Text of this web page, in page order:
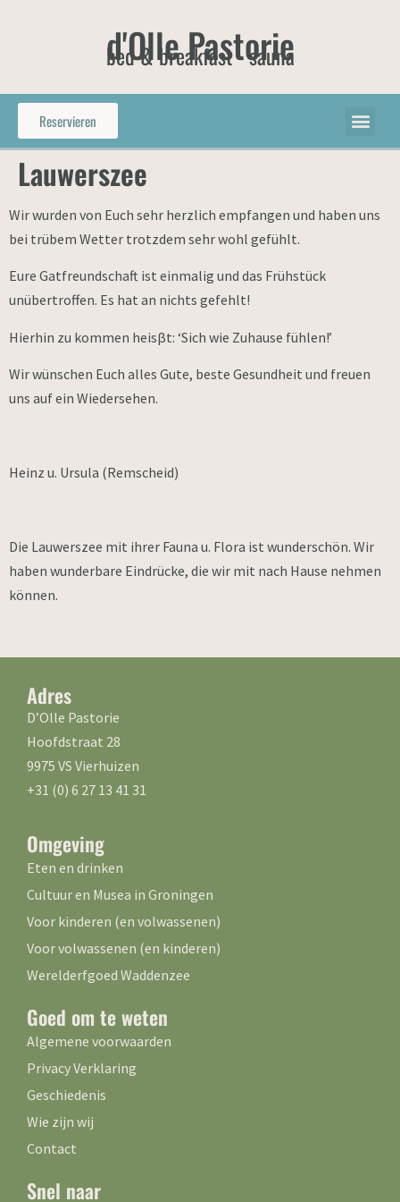
d'Olle Pastorie
bed & breakfast - sauna
Reservieren
Lauwerszee
Wir wurden von Euch sehr herzlich empfangen und haben uns
bei trübem Wetter trotzdem sehr wohl gefühlt.
Eure Gatfreundschaft ist einmalig und das Frühstück
unübertroffen. Es hat an nichts gefehlt!
Hierhin zu kommen heisβt: ‘Sich wie Zuhause fühlen!’
Wir wünschen Euch alles Gute, beste Gesundheit und freuen
uns auf ein Wiedersehen.
Heinz u. Ursula (Remscheid)
Die Lauwerszee mit ihrer Fauna u. Flora ist wunderschön. Wir
haben wunderbare Eindrücke, die wir mit nach Hause nehmen
können.
Adres
D’Olle Pastorie
Hoofdstraat 28
9975 VS Vierhuizen
+31 (0) 6 27 13 41 31
Omgeving
Eten en drinken
Cultuur en Musea in Groningen
Voor kinderen (en volwassenen)
Voor volwassenen (en kinderen)
Werelderfgoed Waddenzee
Goed om te weten
Algemene voorwaarden
Privacy Verklaring
Geschiedenis
Wie zijn wij
Contact
Snel naar